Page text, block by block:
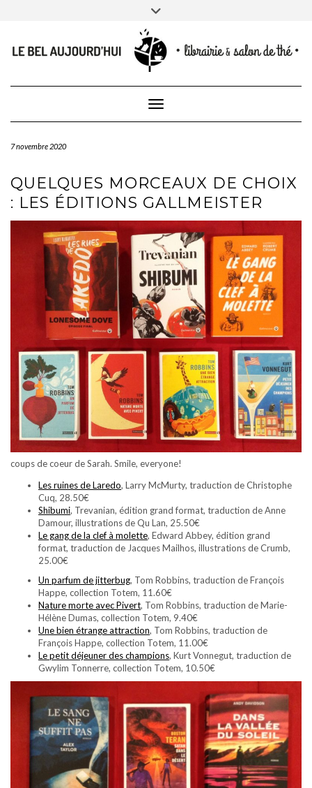
CONTACTEZ-NOUS
Toggle
Toggle Navigation
7 novembre 2020
QUELQUES MORCEAUX DE CHOIX
: LES ÉDITIONS GALLMEISTER
coups de coeur de Sarah. Smile, everyone!
Les ruines de Laredo, Larry McMurty, traduction de Christophe
Cuq, 28.50€
Shibumi, Trevanian, édition grand format, traduction de Anne
Damour, illustrations de Qu Lan, 25.50€
Le gang de la clef à molette, Edward Abbey, édition grand
format, traduction de Jacques Mailhos, illustrations de Crumb,
25.00€
Un parfum de jitterbug, Tom Robbins, traduction de François
Happe, collection Totem, 11.60€
Nature morte avec Pivert, Tom Robbins, traduction de Marie-
Hélène Dumas, collection Totem, 9.40€
Une bien étrange attraction, Tom Robbins, traduction de
François Happe, collection Totem, 11.00€
Le petit déjeuner des champions, Kurt Vonnegut, traduction de
Gwylim Tonnerre, collection Totem, 10.50€